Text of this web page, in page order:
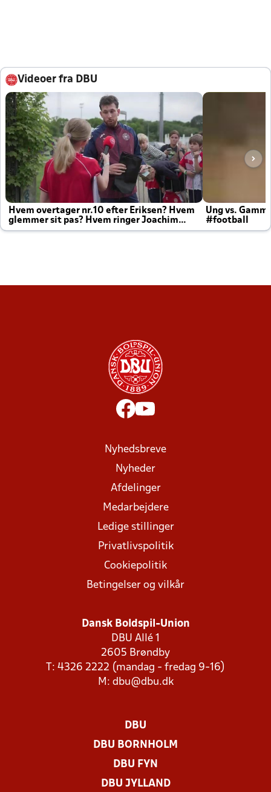
Videoer fra DBU
Hvem overtager nr.10 efter Eriksen? Hvem
glemmer sit pas? Hvem ringer Joachim
altid til efter kampe?
Ung vs.
#football
Nyhedsbreve
Nyheder
Afdelinger
Medarbejdere
Ledige stillinger
Privatlivspolitik
Cookiepolitik
Betingelser og vilkår
Dansk Boldspil-Union
DBU Allé 1
2605 Brøndby
T: 4326 2222 (mandag - fredag 9-16)
M: dbu@dbu.dk
DBU
DBU BORNHOLM
DBU FYN
DBU JYLLAND